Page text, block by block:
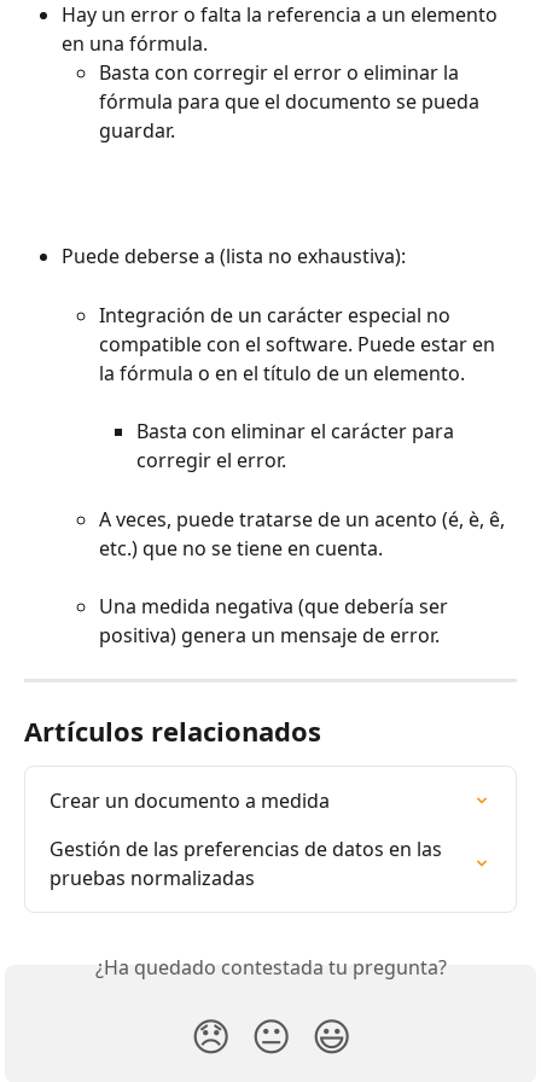
Hay un error o falta la referencia a un elemento
en una fórmula.
Basta con corregir el error o eliminar la
fórmula para que el documento se pueda
guardar.
Puede deberse a (lista no exhaustiva):
Integración de un carácter especial no
compatible con el software. Puede estar en
la fórmula o en el título de un elemento.
Basta con eliminar el carácter para
corregir el error.
A veces, puede tratarse de un acento (é, è, ê,
etc.) que no se tiene en cuenta.
Una medida negativa (que debería ser
positiva) genera un mensaje de error.
Artículos relacionados
Crear un documento a medida
Gestión de las preferencias de datos en las
pruebas normalizadas
¿Ha quedado contestada tu pregunta?
😞 😐 😃